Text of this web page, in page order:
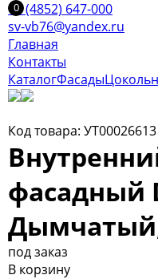
+7 (4852) 647-000
sv-vb76@yandex.ru
Главная
Контакты
КаталогФасады
Код товара: УТ00026613
фасадный
под заказ
В корзину